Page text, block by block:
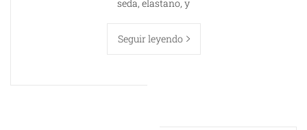
seda, elastano, y
Seguir leyendo